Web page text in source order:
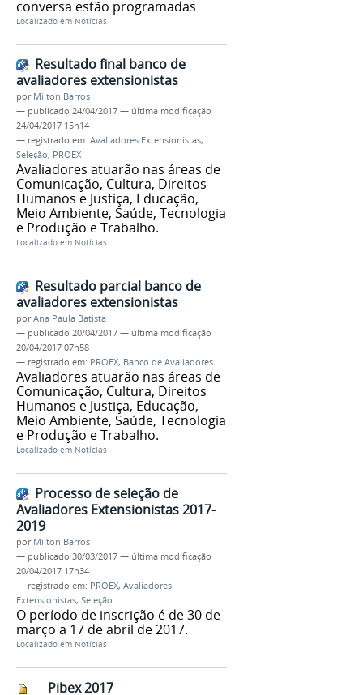
conversa estão programadas
Localizado em Notícias
Resultado final banco de
avaliadores extensionistas
por Milton Barros
— publicado 24/04/2017 — última modificação
24/04/2017 15h14
— registrado em: Avaliadores Extensionistas,
Seleção, PROEX
Avaliadores atuarão nas áreas de
Comunicação, Cultura, Direitos
Humanos e Justiça, Educação,
Meio Ambiente, Saúde, Tecnologia
e Produção e Trabalho.
Localizado em Notícias
Resultado parcial banco de
avaliadores extensionistas
porAna Paula Batista
— publicado 20/04/2017 — última modificação
20/04/2017 07h58
— registrado em: PROEX, Banco de Avaliadores
Avaliadores atuarão nas áreas de
Comunicação, Cultura, Direitos
Humanos e Justiça, Educação,
Meio Ambiente, Saúde, Tecnologia
e Produção e Trabalho.
Localizado em Notícias
Processo de seleção de
Avaliadores Extensionistas 2017-
2019
por Milton Barros
— publicado 30/03/2017 — última modificação
20/04/2017 17h34
— registrado em: PROEX, Avaliadores
Extensionistas, Seleção
O período de inscrição é de 30 de
março a 17 de abril de 2017.
Localizado em Notícias
Pibex 2017